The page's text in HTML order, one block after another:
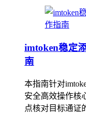
imtoken稳定
南
本指南针对
安全高效操作核
点核对目标通证